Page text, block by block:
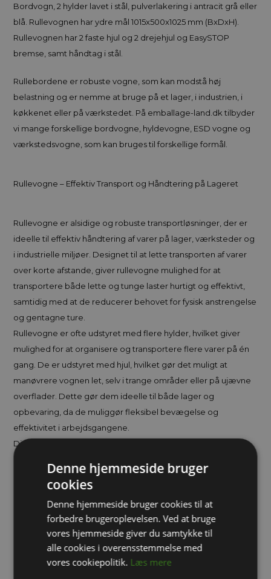
Bordvogn, 2 hylder lavet i stål, pulverlakering i antracit grå eller
blå. Rullevognen har ydre mål 1015x500x1025 mm (BxDxH).
Rullevognen har 2 faste hjul og 2 drejehjul og EasySTOP
bremse, samt håndtag i stål.
Rullebordene er robuste vogne, som kan modstå høj
belastning og er nemme at bruge på et lager, i industrien, i
køkkenet eller på værkstedet. På emballage-land.dk tilbyder
vi mange forskellige bordvogne, hyldevogne, ESD vogne og
værkstedsvogne, som kan bruges til forskellige formål.
Rullevogne – Effektiv Transport og Håndtering på Lageret
Rullevogne er alsidige og robuste transportløsninger, der er
ideelle til effektiv håndtering af varer på lager, værksteder og
i industrielle miljøer. Designet til at lette transporten af varer
over korte afstande, giver rullevogne mulighed for at
transportere både lette og tunge laster hurtigt og effektivt,
samtidig med at de reducerer behovet for fysisk anstrengelse
og gentagne ture.
Rullevogne er ofte udstyret med flere hylder, hvilket giver
mulighed for at organisere og transportere flere varer på én
gang. De er udstyret med hjul, hvilket gør det muligt at
manøvrere vognen let, selv i trange områder eller på ujævne
overflader. Dette gør dem ideelle til både lager og
opbevaring, da de muliggør fleksibel bevægelse og
effektivitet i arbejdsgangene.
Disse vogne er designet til at kunne modstå hårde forhold,
arbejdsmiljøer. De kan bruges til en bred vifte af opgaver, fra
opbevaring og transport af varer på lagre til præsentation af
produkter i butikker eller til brug i industrielle miljøer, hvor
effektiv opbevaring og mobilitet er afgørende.
Rullevogne er tilgængelige i flere størrelser og
konfigurationer og kan tilpasses specifikke behov. Uanset om
du har brug for en vogn til lette eller tunge opgaver, tilbyder
Denne hjemmeside bruger
cookies
Denne hjemmeside bruger cookies til at
forbedre brugeroplevelsen. Ved at bruge
vores hjemmeside giver du samtykke til
alle cookies i overensstemmelse med
vores cookiepolitik. Læs mere